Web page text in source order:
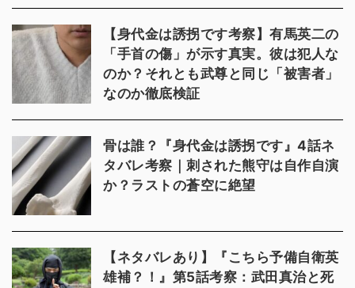
【身代金は誘拐です考察】有馬英二の
「手首の傷」が示す真実。彼は犯人な
のか？それとも武尊と同じ「被害者」
なのか徹底検証
骨は誰？『身代金は誘拐です』4話ネ
タバレ考察｜刺された熊守は自作自演
か？ラストの蒼空に絶望
【ネタバレあり】『こちら予備自衛英
雄補？！』第5話考察：武田真治と死